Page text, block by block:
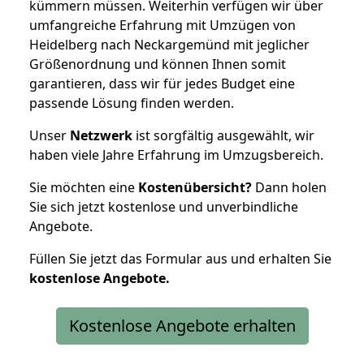
kümmern müssen. Weiterhin verfügen wir über
umfangreiche Erfahrung mit Umzügen von
Heidelberg nach Neckargemünd mit jeglicher
Größenordnung und können Ihnen somit
garantieren, dass wir für jedes Budget eine
passende Lösung finden werden.
Unser Netzwerk ist sorgfältig ausgewählt, wir
haben viele Jahre Erfahrung im Umzugsbereich.
Sie möchten eine Kostenübersicht? Dann holen
Sie sich jetzt kostenlose und unverbindliche
Angebote.
Füllen Sie jetzt das Formular aus und erhalten Sie
kostenloseAngebote.
Kostenlose Angebote erhalten